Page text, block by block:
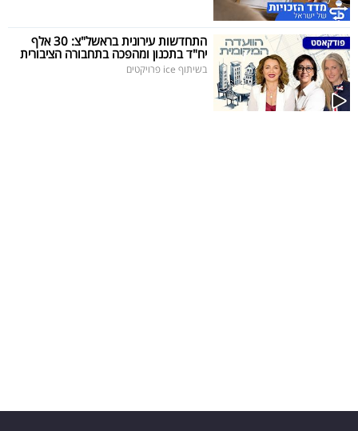
40
שיתופי
פעולה
התחדשות עירונית בראשל"צ: 30 אלף
יח"ד בתכנון ומהפכה בתחבורה הציבורית
בשיתוף ice פרויקטים